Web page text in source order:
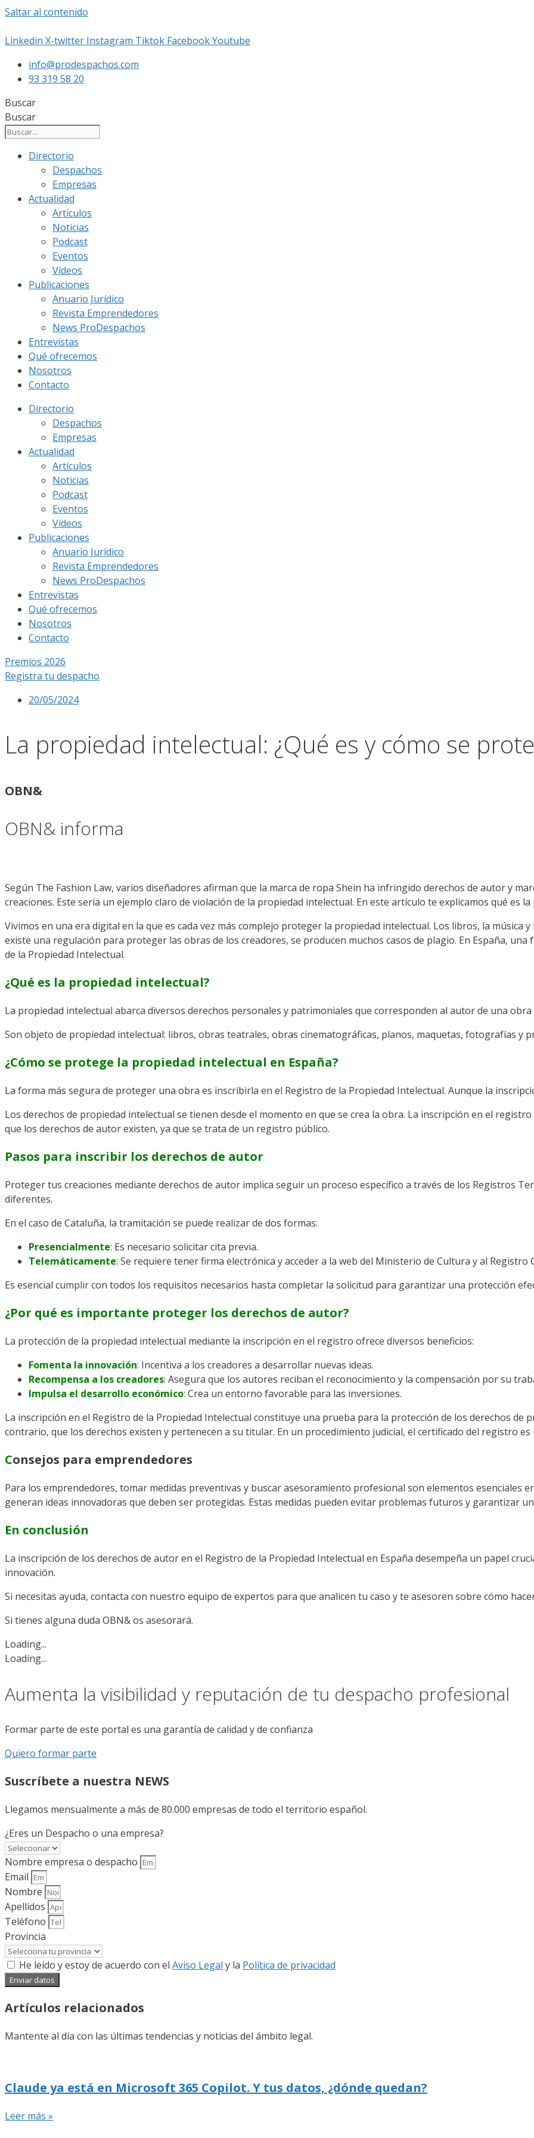
Saltar al contenido
Linkedin X-twitter Instagram Tiktok FacebookYoutube
info@prodespachos.com
93 319 58 20
Buscar
Buscar
Directorio
Despachos
Empresas
Actualidad
Artículos
Noticias
Podcast
Eventos
Vídeos
Publicaciones
Anuario Jurídico
Revista Emprendedores
News ProDespachos
Entrevistas
Qué ofrecemos
Nosotros
Contacto
Directorio
Despachos
Empresas
Actualidad
Artículos
Noticias
Podcast
Eventos
Vídeos
Publicaciones
Anuario Jurídico
Revista Emprendedores
News ProDespachos
Entrevistas
Qué ofrecemos
Nosotros
Contacto
Premios 2026
Registra tu despacho
20/05/2024
La propiedad intelectual: ¿Qué es y cómo se
OBN&
OBN& informa
Según The Fashion Law, varios diseñadores afirman que la marca de ropa Shein ha infringido derechos de autor y
creaciones. Este sería un ejemplo claro de violación de la propiedad intelectual. En este artículo te explicamos qué es
Vivimos en una era digital en la que es cada vez más complejo proteger la propiedad intelectual. Los libros, la música
existe una regulación para proteger las obras de los creadores, se producen muchos casos de plagio. En España,
de la Propiedad Intelectual.
¿Qué es la propiedad intelectual?
La propiedad intelectual abarca diversos derechos personales y patrimoniales que corresponden al autor de una
Son objeto de propiedad intelectual: libros, obras teatrales, obras cinematográficas, planos, maquetas, fotografías y
¿Cómo se protege la propiedad intelectual en España?
La forma más segura de proteger una obra es inscribirla en el Registro de la Propiedad Intelectual. Aunque la
Los derechos de propiedad intelectual se tienen desde el momento en que se crea la obra. La inscripción en el
que los derechos de autor existen, ya que se trata de un registro público.
Pasos para inscribir los derechos de autor
Proteger tus creaciones mediante derechos de autor implica seguir un proceso específico a través de los Registros
diferentes.
En el caso de Cataluña, la tramitación se puede realizar de dos formas:
Presencialmente: Es necesario solicitar cita previa.
Telemáticamente: Se requiere tener firma electrónica y acceder a la web del Ministerio de Cultura y al Registro
Es esencial cumplir con todos los requisitos necesarios hasta completar la solicitud para garantizar una protección
¿Por qué es importante proteger los derechos de autor?
La protección de la propiedad intelectual mediante la inscripción en el registro ofrece diversos beneficios:
Fomenta la innovación: Incentiva a los creadores a desarrollar nuevas ideas.
Recompensa a los creadores: Asegura que los autores reciban el reconocimiento y la compensación por su
Impulsa el desarrollo económico: Crea un entorno favorable para las inversiones.
La inscripción en el Registro de la Propiedad Intelectual constituye una prueba para la protección de los derechos de
contrario, que los derechos existen y pertenecen a su titular. En un procedimiento judicial, el certificado del registro
Consejos para emprendedores
Para los emprendedores, tomar medidas preventivas y buscar asesoramiento profesional son elementos esenciales
generan ideas innovadoras que deben ser protegidas. Estas medidas pueden evitar problemas futuros y garantizar
En conclusión
La inscripción de los derechos de autor en el Registro de la Propiedad Intelectual en España desempeña un papel
innovación.
Si necesitas ayuda, contacta con nuestro equipo de expertos para que analicen tu caso y te asesoren sobre cómo
Si tienes alguna duda OBN& os asesorará.
Loading...
Loading...
Aumenta la visibilidad y reputación de tu despacho profesional
Formar parte de este portal es una garantía de calidad y de confianza
Quiero formar parte
Suscríbete a nuestra NEWS
Llegamos mensualmente a más de 80.000 empresas de todo el territorio español.
¿Eres un Despacho o una empresa?
Nombre empresa o despacho
Email
Nombre
Apellidos
Teléfono
Provincia
He leído y estoy de acuerdo con el Aviso Legal y la Política de privacidad
Enviar datos
Artículos relacionados
Mantente al día con las últimas tendencias y noticias del ámbito legal.
Claude ya está en Microsoft 365 Copilot. Y tus datos, ¿dónde quedan?
Leer más »